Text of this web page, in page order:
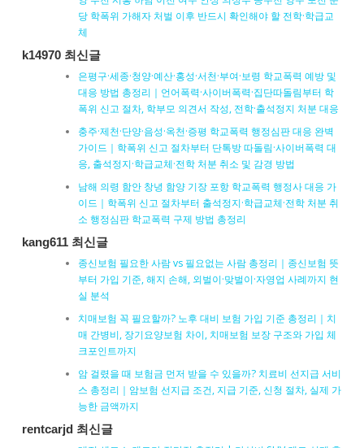
당 학폭위 가해자 처벌 이후 반드시 확인해야 할 전학·학급교
체
k14970 최신글
은평구·세종·청양·예산·홍성·서천·부여·보령 학교폭력 예방 및
대응 방법 총정리｜언어폭력·사이버폭력·집단따돌림부터 학
폭위 신고 절차, 학부모 의견서 작성, 전학·출석정지 처분 대응
충주·제천·단양·음성·옥천·증평 학교폭력 행정심판 대응 완벽
가이드｜학폭위 신고 절차부터 단톡방 따돌림·사이버폭력 대
응, 출석정지·학급교체·전학 처분 취소 및 감경 방법
남해 의령 함안 창녕 함양 기장 포항 학교폭력 행정사 대응 가
이드｜학폭위 신고 절차부터 출석정지·학급교체·전학 처분 취
소 행정심판 학교폭력 구제 방법 총정리
kang611 최신글
종신보험 필요한 사람 vs 필요없는 사람 총정리｜종신보험 뜻
부터 가입 기준, 해지 손해, 외벌이·맞벌이·자영업 사례까지 현
실 분석
치매보험 꼭 필요할까? 노후 대비 보험 가입 기준 총정리｜치
매 간병비, 장기요양보험 차이, 치매보험 보장 구조와 가입 체
크포인트까지
암 걸렸을 때 보험금 먼저 받을 수 있을까? 치료비 선지급 서비
스 총정리｜암보험 선지급 조건, 지급 기준, 신청 절차, 실제 가
능한 금액까지
rentcarjd 최신글